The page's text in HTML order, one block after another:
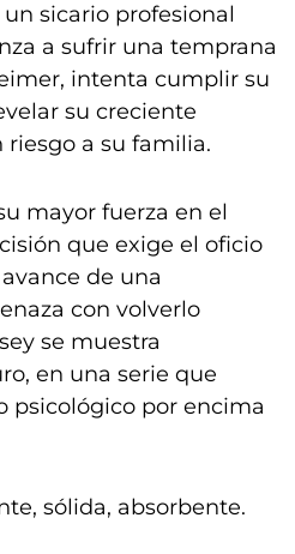
un sicario profesional
a sufrir una temprana
intenta cumplir su
su creciente
a su familia.
mayor fuerza en el
que exige el oficio
de una
con volverlo
se muestra
en una serie que
psicológico por encima
sólida, absorbente.